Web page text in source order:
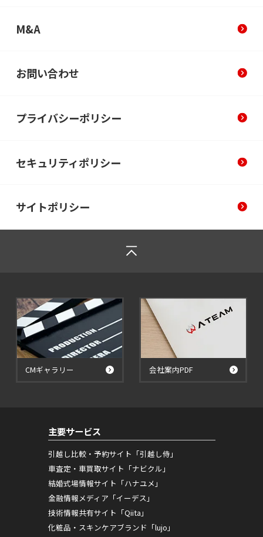
M&A
お問い合わせ
プライバシーポリシー
セキュリティポリシー
サイトポリシー
CMギャラリー 会社案内PDF
主要サービス
引越し比較・予約サイト「引越し侍」
車査定・車買取サイト「ナビクル」
結婚式場情報サイト「ハナユメ」
金融情報メディア「イーデス」
技術情報共有サイト「Qiita」
化粧品・スキンケアブランド「lujo」